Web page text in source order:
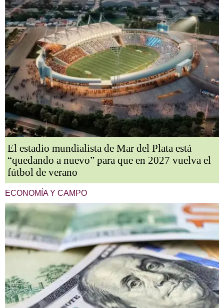
El estadio mundialista de Mar del Plata está
“quedando a nuevo” para que en 2027 vuelva el
fútbol de verano
ECONOMÍA Y CAMPO